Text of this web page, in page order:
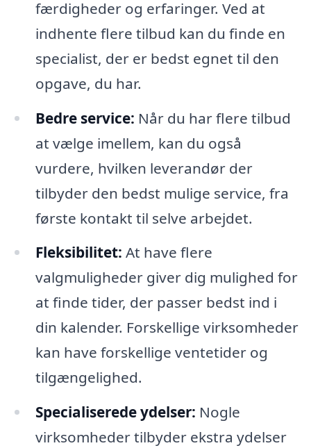
færdigheder og erfaringer. Ved at
indhente flere tilbud kan du finde en
specialist, der er bedst egnet til den
opgave, du har.
Bedre service: Når du har flere tilbud
at vælge imellem, kan du også
vurdere, hvilken leverandør der
tilbyder den bedst mulige service, fra
første kontakt til selve arbejdet.
Fleksibilitet: At have flere
valgmuligheder giver dig mulighed for
at finde tider, der passer bedst ind i
din kalender. Forskellige virksomheder
kan have forskellige ventetider og
tilgængelighed.
Specialiserede ydelser: Nogle
virksomheder tilbyder ekstra ydelser